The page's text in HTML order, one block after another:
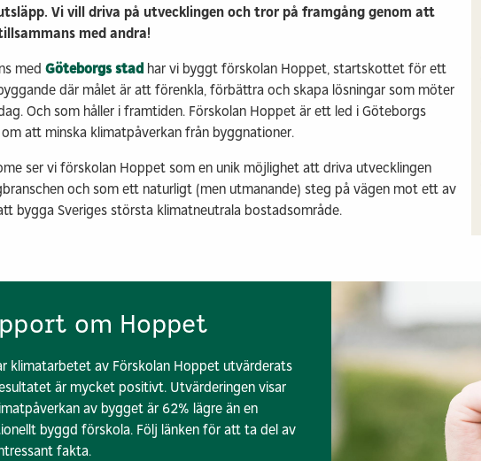
Vi vill driva på utvecklingen och tror på framgång genom att
med andra!
med Göteborgs stad har vi byggt förskolan Hoppet, startskottet för ett
där målet är att förenkla, förbättra och skapa lösningar som möter
Och som håller i framtiden. Förskolan Hoppet är ett led i Göteborgs
att minska klimatpåverkan från byggnationer.
ser vi förskolan Hoppet som en unik möjlighet att driva utvecklingen
och som ett naturligt (men utmanande) steg på vägen mot ett av
bygga Sveriges största klimatneutrala bostadsområde.
om Hoppet
klimatarbetet av Förskolan Hoppet utvärderats
är mycket positivt. Utvärderingen visar
av bygget är 62% lägre än en
byggd förskola. Följ länken för att ta del av
fakta.